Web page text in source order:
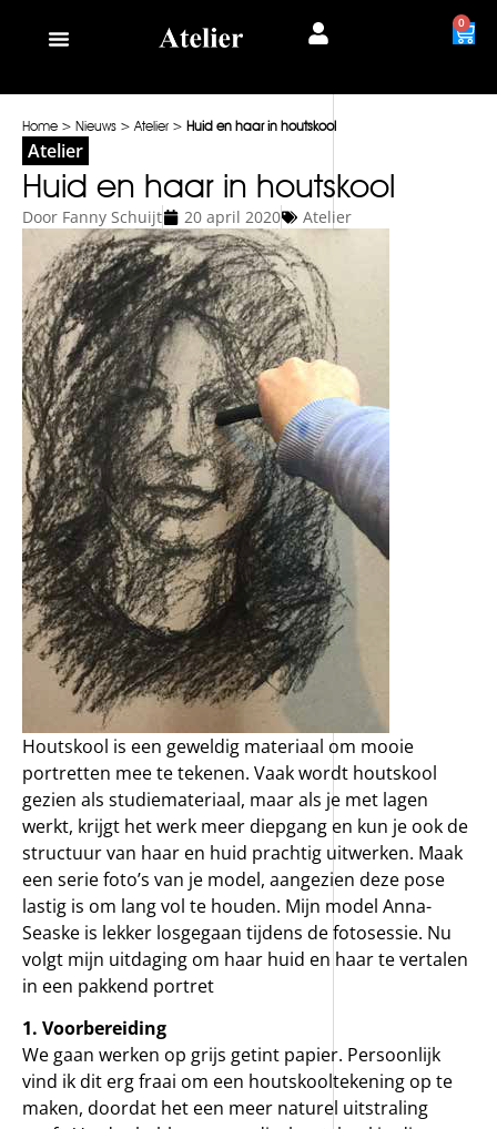
0
Home > Nieuws >Atelier > Huid en haar in houtskool
Atelier
Huid en haar in houtskool
Door Fanny Schuijt 20 april 2020 Atelier
Houtskool is een geweldig materiaal om mooie
portretten mee te tekenen. Vaak wordt houtskool
gezien als studiemateriaal, maar als je met lagen
werkt, krijgt het werk meer diepgang en kun je ook de
structuur van haar en huid prachtig uitwerken. Maak
een serie foto’s van je model, aangezien deze pose
lastig is om lang vol te houden. Mijn model Anna-
Seaske is lekker losgegaan tijdens de fotosessie. Nu
volgt mijn uitdaging om haar huid en haar te vertalen
in een pakkend portret
1. Voorbereiding
We gaan werken op grijs getint papier. Persoonlijk
vind ik dit erg fraai om een houtskooltekening op te
maken, doordat het een meer naturel uitstraling